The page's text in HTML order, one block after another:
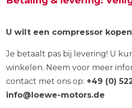
U wilt een compressor
Je betaalt pas bij levering! U
winkelen. Neem voor meer
contact met ons op: +49 (0)
info@loewe-motors.de